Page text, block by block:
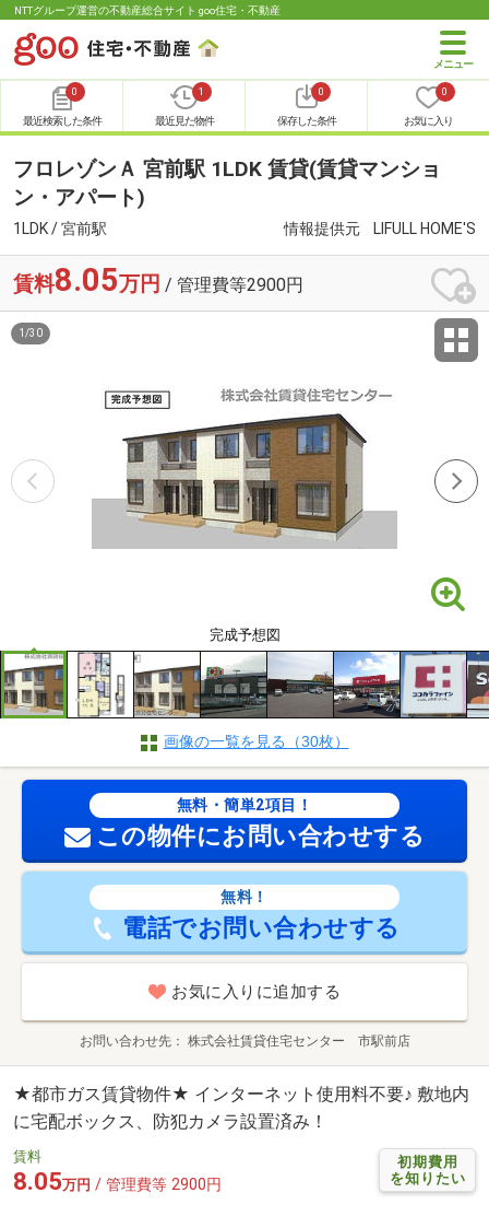
NTTグループ運営の不動産総合サイト goo住宅・不動産
0
最近検索した条件
1
最近見た物件
0
保存した条件
0
お気に入り
フロレゾンＡ 宮前駅 1LDK 賃貸(賃貸マンショ
ン・アパート)
1LDK / 宮前駅 情報提供元 LIFULL HOME'S
賃料8.05万円 / 管理費等2900円
完成予想図
1 /30
画像の一覧を見る（30枚）
無料・簡単2項目！
この物件にお問い合わせする
無料！
電話でお問い合わせする
お気に入りに追加する
お問い合わせ先 株式会社賃貸住宅センター 市駅前店
★都市ガス賃貸物件★ インターネット使用料不要♪ 敷地内
に宅配ボックス、防犯カメラ設置済み！
初期費用
を知りたい
賃料
8.05万円 / 管理費等 2900円